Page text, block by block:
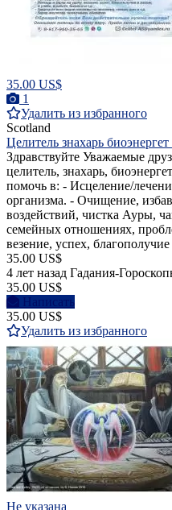
35.00 US$
1
Удалить из избранного
Scotland
Целитель знахарь
Здравствуйте Уважаемые
целитель, знахарь,
помочь в: - Исцеление/
организма. - Очищение,
воздействий, чистка Ауры,
семейных отношениях,
везение, успех,
35.00 US$
4 лет назад Гадания-
35.00 US$
Написать
35.00 US$
Удалить из избранного
Не указана